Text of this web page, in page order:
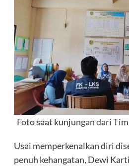
Foto saat kunjungan dari
Usai memperkenalkan diri
penuh kehangatan, Dewi